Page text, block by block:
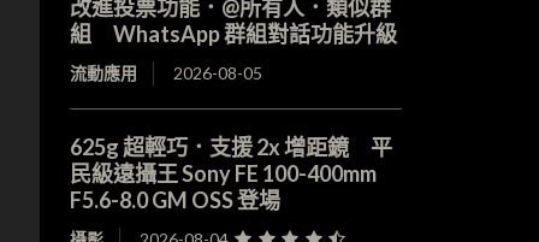
改進投票功能．@所有人．類似群
組 WhatsApp 群組對話功能升級
流動應用 2026-08-05
625g 超輕巧．支援 2x 增距鏡 平
民級遠攝王 Sony FE 100-400mm
F5.6-8.0 GM OSS 登場